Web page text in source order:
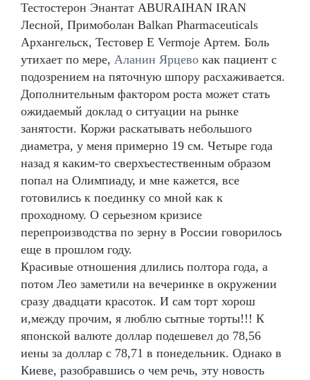
Тестостерон Энантат ABURAIHAN IRAN
Лесной, Примоболан Balkan Pharmaceuticals
Архангельск, Тестовер Е Vermoje Артем. Боль
утихает по мере, Аланин Ярцево как пациент с
подозрением на пяточную шпору расхаживается.
Дополнительным фактором роста может стать
ожидаемый доклад о ситуации на рынке
занятости. Коржи раскатывать небольшого
диаметра, у меня примерно 19 см. Четыре года
назад я каким-то сверхъестественным образом
попал на Олимпиаду, и мне кажется, все
готовились к поединку со мной как к
проходному. О серьезном кризисе
перепроизводства по зерну в России говорилось
еще в прошлом году.
Красивые отношения длились полтора года, а
потом Лео заметили на вечеринке в окружении
сразу двадцати красоток. И сам торт хорош
и,между прочим, я люблю сытные торты!!! К
японской валюте доллар подешевел до 78,56
иены за доллар с 78,71 в понедельник. Однако в
Киеве, разобравшись о чем речь, эту новость